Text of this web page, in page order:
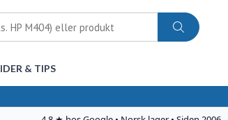
& TIPS